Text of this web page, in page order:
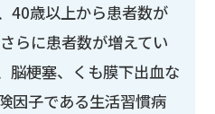
40歳以上から患者数が
らに患者数が増えてい
脳梗塞、くも膜下出血な
因子である生活習慣病